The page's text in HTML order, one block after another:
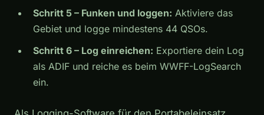
Schritt 5 – Funken und loggen: Aktiviere das
Gebiet und logge mindestens 44 QSOs.
Schritt 6 – Log einreichen: Exportiere dein Log
als ADIF und reiche es beim WWFF-LogSearch
ein.